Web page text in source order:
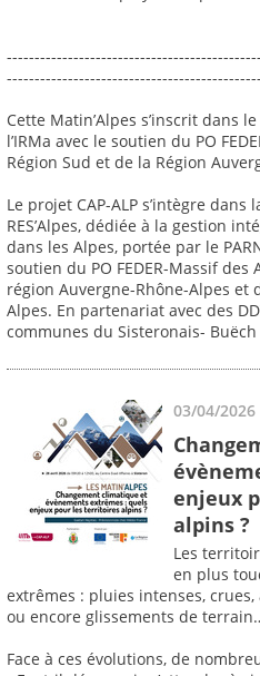
Cette Matin’Alpes s’inscrit dans
l’IRMa avec le soutien du PO
Région Sud et de la Région
Le projet CAP-ALP s’intègre
RES’Alpes, dédiée à la gestion
dans les Alpes, portée par le
soutien du PO FEDER-Massif
région Auvergne-Rhône-Alpes et
Alpes. En partenariat avec des
communes du Sisteronais-
03/04/2026
enjeux
alpins ?
Les
en plus
extrêmes : pluies intenses,
ou encore glissements de
Face à ces évolutions, de